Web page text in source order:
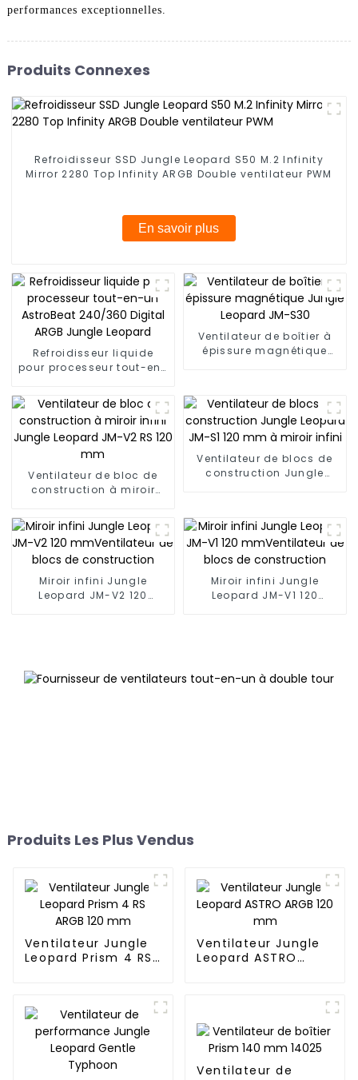
performances exceptionnelles.
Produits Connexes
Refroidisseur SSD Jungle Leopard S50 M.2 Infinity
Mirror 2280 Top Infinity ARGB Double ventilateur PWM
En savoir plus
Refroidisseur liquide
pour processeur tout-en-
Digital ARGB Jungle
Leopard
Ventilateur de boîtier à
épissure magnétique
Ventilateur de bloc de
construction à miroir
V2 RS 120 mm
Ventilateur de blocs de
construction Jungle
Miroir infini Jungle
Leopard JM-V2 120
Miroir infini Jungle
Leopard JM-V1 120
Produits Les Plus Vendus
Ventilateur Jungle
Leopard Prism 4 RS
Ventilateur Jungle
Leopard ASTRO
Ventilateur de